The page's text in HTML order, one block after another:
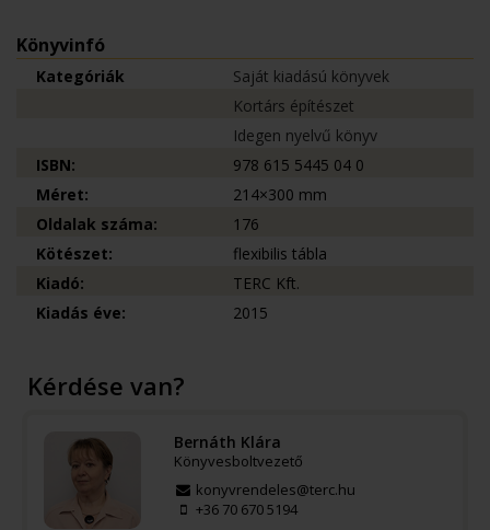
Könyvinfó
Kategóriák
Saját kiadású könyvek
Kortárs építészet
Idegen nyelvű könyv
ISBN:
978 615 5445 04 0
Méret:
214×300 mm
Oldalak száma:
176
Kötészet:
flexibilis tábla
Kiadó:
TERC Kft.
Kiadás éve:
2015
Kérdése van?
Bernáth Klára
Könyvesboltvezető
konyvrendeles@terc.hu
+36 70 670 5194